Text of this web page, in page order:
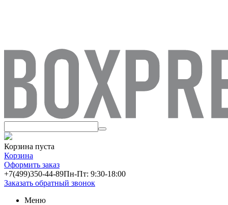
Корзина пуста
Корзина
Оформить заказ
+7(499)350-44-89Пн-Пт: 9:30-18:00
Заказать обратный звонок
Меню